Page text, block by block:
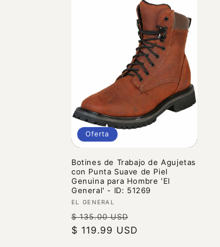
Oferta
Botines de Trabajo de Agujetas
con Punta Suave de Piel
Genuina para Hombre 'El
General' - ID: 51269
Proveedor:
EL GENERAL
Precio
habitual
$ 135.00 USD
de
$ 119.99 USD